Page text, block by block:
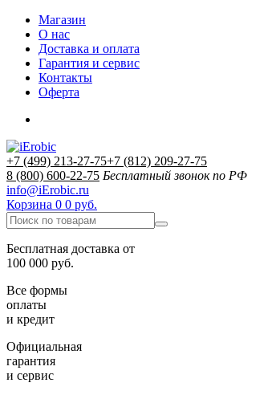
Магазин
О нас
Доставка и оплата
Гарантия и сервис
Контакты
Оферта
+7 (499) 213-27-75+7 (812) 209-27-75
8 (800) 600-22-75 Бесплатный звонок по РФ
info@iErobic.ru
Корзина 0 0 руб.
Бесплатная доставка от
100 000 руб.
Все формы
оплаты
и кредит
Официальная
гарантия
и сервис